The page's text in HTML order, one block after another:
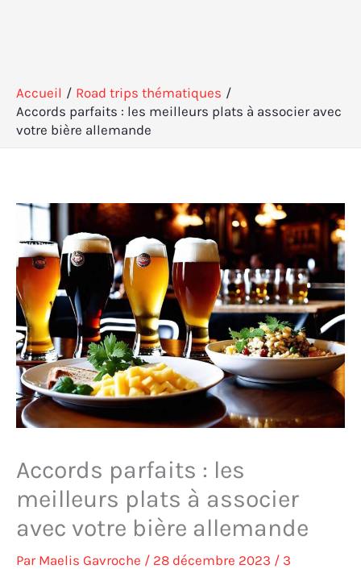
Accueil
Road trips thématiques
Accords parfaits : les meilleurs plats à associer avec
votre bière allemande
Accords parfaits : les
meilleurs plats à associer
avec votre bière allemande
Par Maelis Gavroche / 28 décembre 2023 / 3